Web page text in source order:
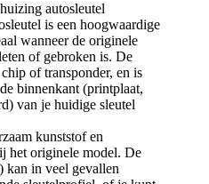
autosleutel
is een hoogwaardige
wanneer de originele
of gebroken is. De
of transponder, en is
binnenkant (printplaat,
van je huidige sleutel
kunststof en
het originele model. De
kan in veel gevallen